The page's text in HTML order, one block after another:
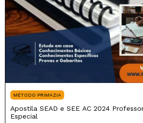
MÉTODO PRIMAZIA
Apostila SEAD e SEE AC 2024
Especial